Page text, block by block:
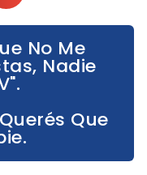
No Me
Nadie
Que